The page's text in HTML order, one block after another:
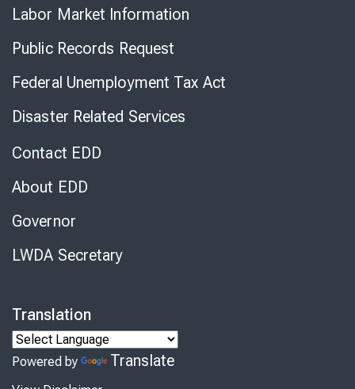
Labor Market Information
Public Records Request
Federal Unemployment Tax Act
Disaster Related Services
Contact EDD
About EDD
Governor
LWDA Secretary
Translation
Powered by Translate